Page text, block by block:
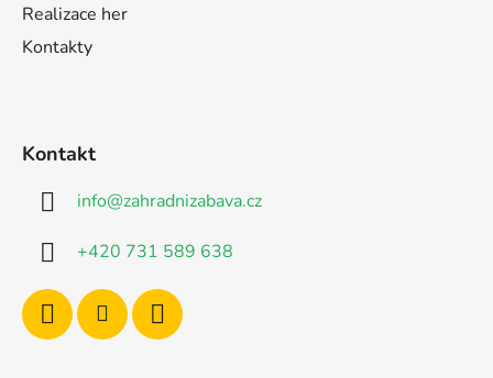
Realizace her
Kontakty
Kontakt
info@zahradnizabava.cz
+420 731 589 638